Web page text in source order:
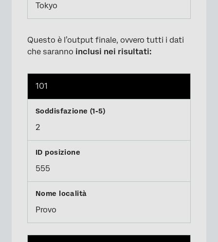
Tokyo
Questo è l’output finale, ovvero tutti i dati
che saranno inclusi nei risultati:
101
2
555
Provo